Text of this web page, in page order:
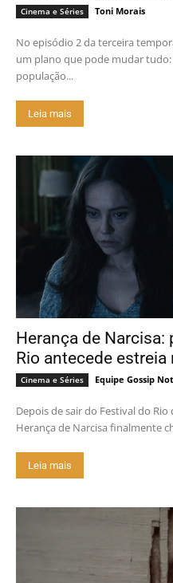
Cinema e Séries Toni Morais
No episódio 2 da terceira
um plano que pode mudar
população...
Leia mais
Herança de
Rio antecede
Cinema e Séries Equipe Gossip
Depois de sair do Festival do
Herança de Narcisa finalmente
Leia mais